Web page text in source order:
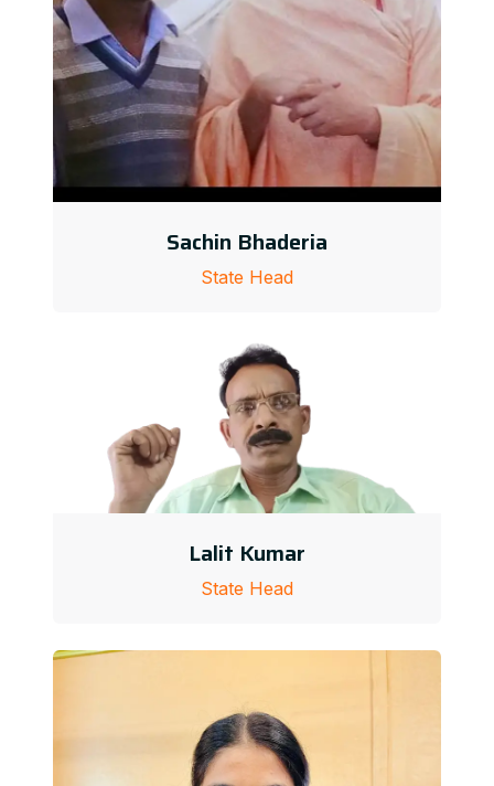
Sachin Bhaderia
State Head
Lalit Kumar
State Head